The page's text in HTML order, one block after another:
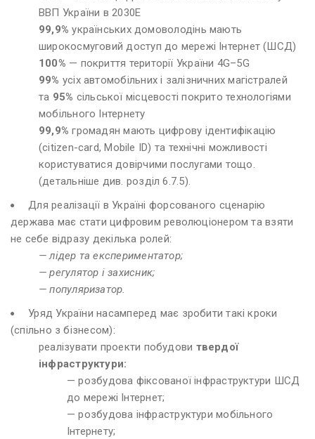
ВВП України в 2030Е
99,9% українських домоволодінь мають
широкосмуговий доступ до мережі Інтернет (ШСД)
100% — покриття території України 4G–5G
99% усіх автомобільних і залізничних магістралей
та 95% сільської місцевості покрито технологіями
мобільного Інтернету
99,9% громадян мають цифрову ідентифікацію
(citizen-card, Mobile ID) та технічні можливості
користуватися довірчими послугами тощо.
(детальніше див. розділ 6.7.5).
Для реалізації в Україні форсованого сценарію
держава має стати цифровим революціонером та взяти
не себе відразу декілька ролей:
— лідер та експериментатор;
— регулятор і захисник;
— популяризатор.
Уряд України насамперед має зробити такі кроки
(спільно з бізнесом):
реалізувати проекти побудови твердої
інфраструктури:
— розбудова фіксованої інфраструктури ШСД
до мережі Інтернет;
— розбудова інфраструктури мобільного
Інтернету;